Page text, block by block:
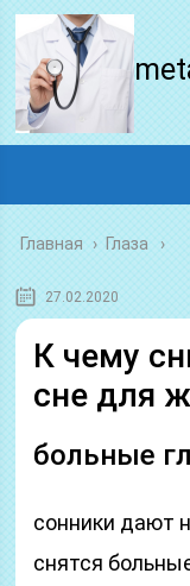
Главная › Глаза
27.02.2020
К чему
сне для
больные
сонники дают
снятся